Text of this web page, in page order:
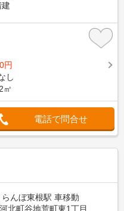
建
円
し
㎡
電話で問合せ
んぼ東根駅 車移動
北町谷地荒町東1丁目